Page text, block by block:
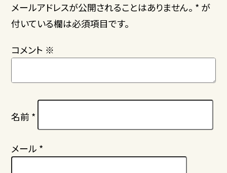
メールアドレスが公開されることはありません。 * が
付いている欄は必須項目です。
コメント ※
名前 *
メール *